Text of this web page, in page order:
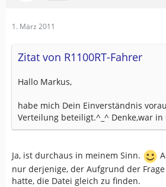
1. März 2011
Zitat von R1100RT-Fahrer
Hallo Markus,
habe mich Dein Einverständnis
Verteilung beteiligt.^_^ Denke,war in
Ja, ist durchaus in meinem Sinn.
nur derjenige, der Aufgrund der Frage
hatte, die Datei gleich zu finden.